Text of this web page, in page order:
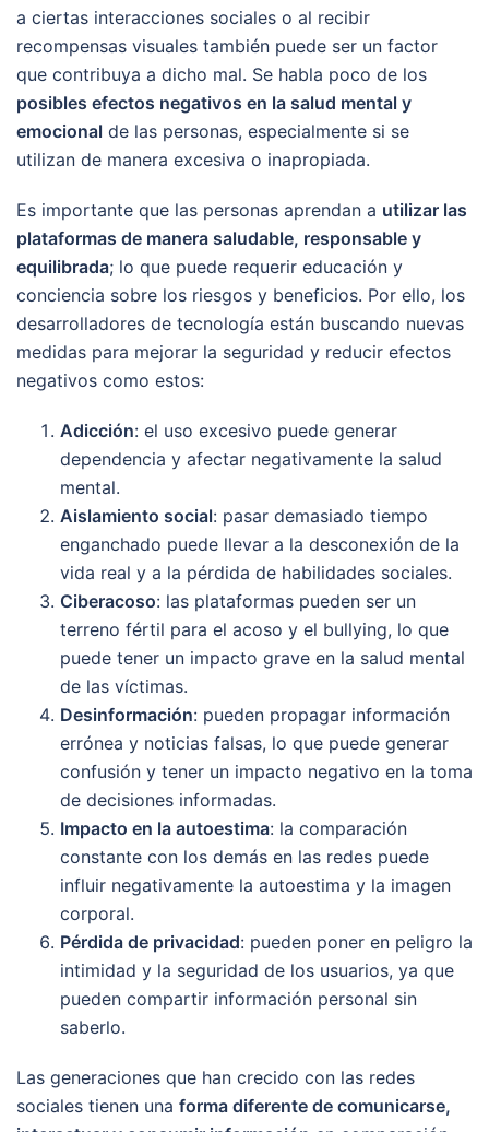
a ciertas interacciones sociales o al recibir
recompensas visuales también puede ser un factor
que contribuya a dicho mal. Se habla poco de los
posibles efectos negativos en la salud mental y
emocional de las personas, especialmente si se
utilizan de manera excesiva o inapropiada.
Es importante que las personas aprendan a utilizar las
plataformas de manera saludable, responsable y
equilibrada; lo que puede requerir educación y
conciencia sobre los riesgos y beneficios. Por ello, los
desarrolladores de tecnología están buscando nuevas
medidas para mejorar la seguridad y reducir efectos
negativos como estos:
Adicción: el uso excesivo puede generar
dependencia y afectar negativamente la salud
mental.
Aislamiento social: pasar demasiado tiempo
enganchado puede llevar a la desconexión de la
vida real y a la pérdida de habilidades sociales.
Ciberacoso: las plataformas pueden ser un
terreno fértil para el acoso y el bullying, lo que
puede tener un impacto grave en la salud mental
de las víctimas.
Desinformación: pueden propagar información
errónea y noticias falsas, lo que puede generar
confusión y tener un impacto negativo en la toma
de decisiones informadas.
Impacto en la autoestima: la comparación
constante con los demás en las redes puede
influir negativamente la autoestima y la imagen
corporal.
Pérdida de privacidad: pueden poner en peligro la
intimidad y la seguridad de los usuarios, ya que
pueden compartir información personal sin
saberlo.
Las generaciones que han crecido con las redes
sociales tienen una forma diferente de comunicarse,